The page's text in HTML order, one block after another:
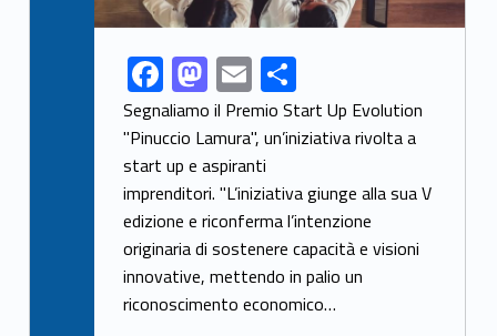
Link identifier share facebook archive #share-link-archive-25959F
ac
e
b
o
o
k
M
as
to
d
o
n
E
m
ai
l
S
h
ar
e
Segnaliamo il Premio Start Up Evolution
"Pinuccio Lamura", un’iniziativa rivolta a
start up e aspiranti
imprenditori. "L’iniziativa giunge alla sua V
edizione e riconferma l’intenzione
originaria di sostenere capacità e visioni
innovative, mettendo in palio un
riconoscimento economico…